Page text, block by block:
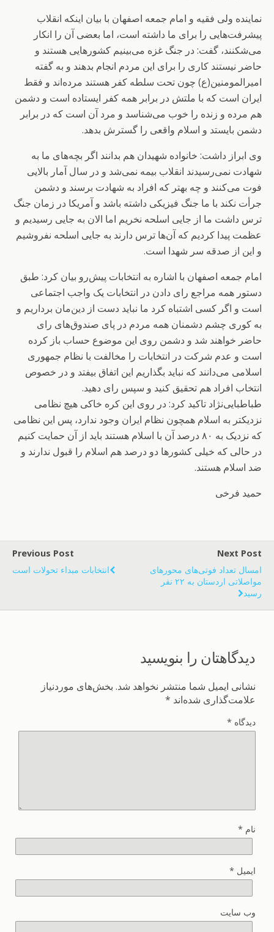
نماینده ولی فقیه و امام جمعه اصفهان با بیان اینکه انقلاب
پیشرفت‌هایی را برای ما داشته است، اما بعضی آن را انکار
می‌شکنند، گفت: در جنگ غزه می‌بینیم کشورهایی هستند و
حاضر نیستند کاری را برای این مردم انجام بدهند و به گفته
امیرالمومنین(ع) چون تحت سلطه کفر هستند مرده‌اند و فقط
ایران است که با ملتش در برابر همه کفر ایستاده است و دشمن
هم مرده و زنده را خوب می‌شناسد و مرد آن است که در برابر
دشمن بایستد و اسلام واقعی را گسترش بدهد.
وی ابراز داشت: خانواده شهیدان هم بدانند اگر بچه‌های ما به
شهادت نمی‌رسیدند انقلاب بیمه نمی‌شد و در سال آمار بالایی
فوت می‌کنند و چه بهتر که افراد به شهادت برسند و دشمن
جرأت نکند با ما جنگ فیزیکی داشته باشد و آمریکا در زمان جنگ
ترس داشت ما از جایی اسلحه نخریم اما الان به جایی رسیدیم و
عظمت پیدا کردیم که آن‌ها ترس دارند به جایی اسلحه نفروشیم
و این از صدقه سر شهدا است.
امام جمعه اصفهان با اشاره به انتخابات پیش‌رو بیان کرد: طبق
دستور همه مراجع رای دادن در انتخابات یک واجب اجتماعی
است و اگر کسی اشتباه کرد ما نباید دست از دین‌مان برداریم و
به کوری چشم دشمنان همه مردم در پای صندوق‌های رای
حاضر خواهند شد و دشمن روی این موضوع حساب باز کرده
است و عدم شرکت در انتخابات را مخالفت با نظام جمهوری
اسلامی می‌دانند که نباید بگذاریم این اتفاق بیفتد و در خصوص
انتخاب افراد هم تحقیق کنید و سپس رای دهید.
طباطبایی‌نژاد تاکید کرد: در روی این کره خاکی هیچ نظامی
نزدیکتر به اسلام همچون نظام ایران وجود ندارد، پس این نظامی
که نزدیک به ۸۰ درصد آن با اسلام هستند باید از آن حمایت کنیم
در حالی که خیلی کشورها دو درصد هم اسلام را قبول ندارند و
ضد اسلام هستند.
حمید فرخی
Previous Post
انتخابات مبداء تحولات است
Next Post
امسال تعداد فوتی‌های محورهای
مواصلاتی اردستان به ۲۲ نفر
رسید
دیدگاهتان را بنویسید
نشانی ایمیل شما منتشر نخواهد شد. بخش‌های موردنیاز
علامت‌گذاری شده‌اند *
دیدگاه *
نام *
ایمیل *
وب‌ سایت